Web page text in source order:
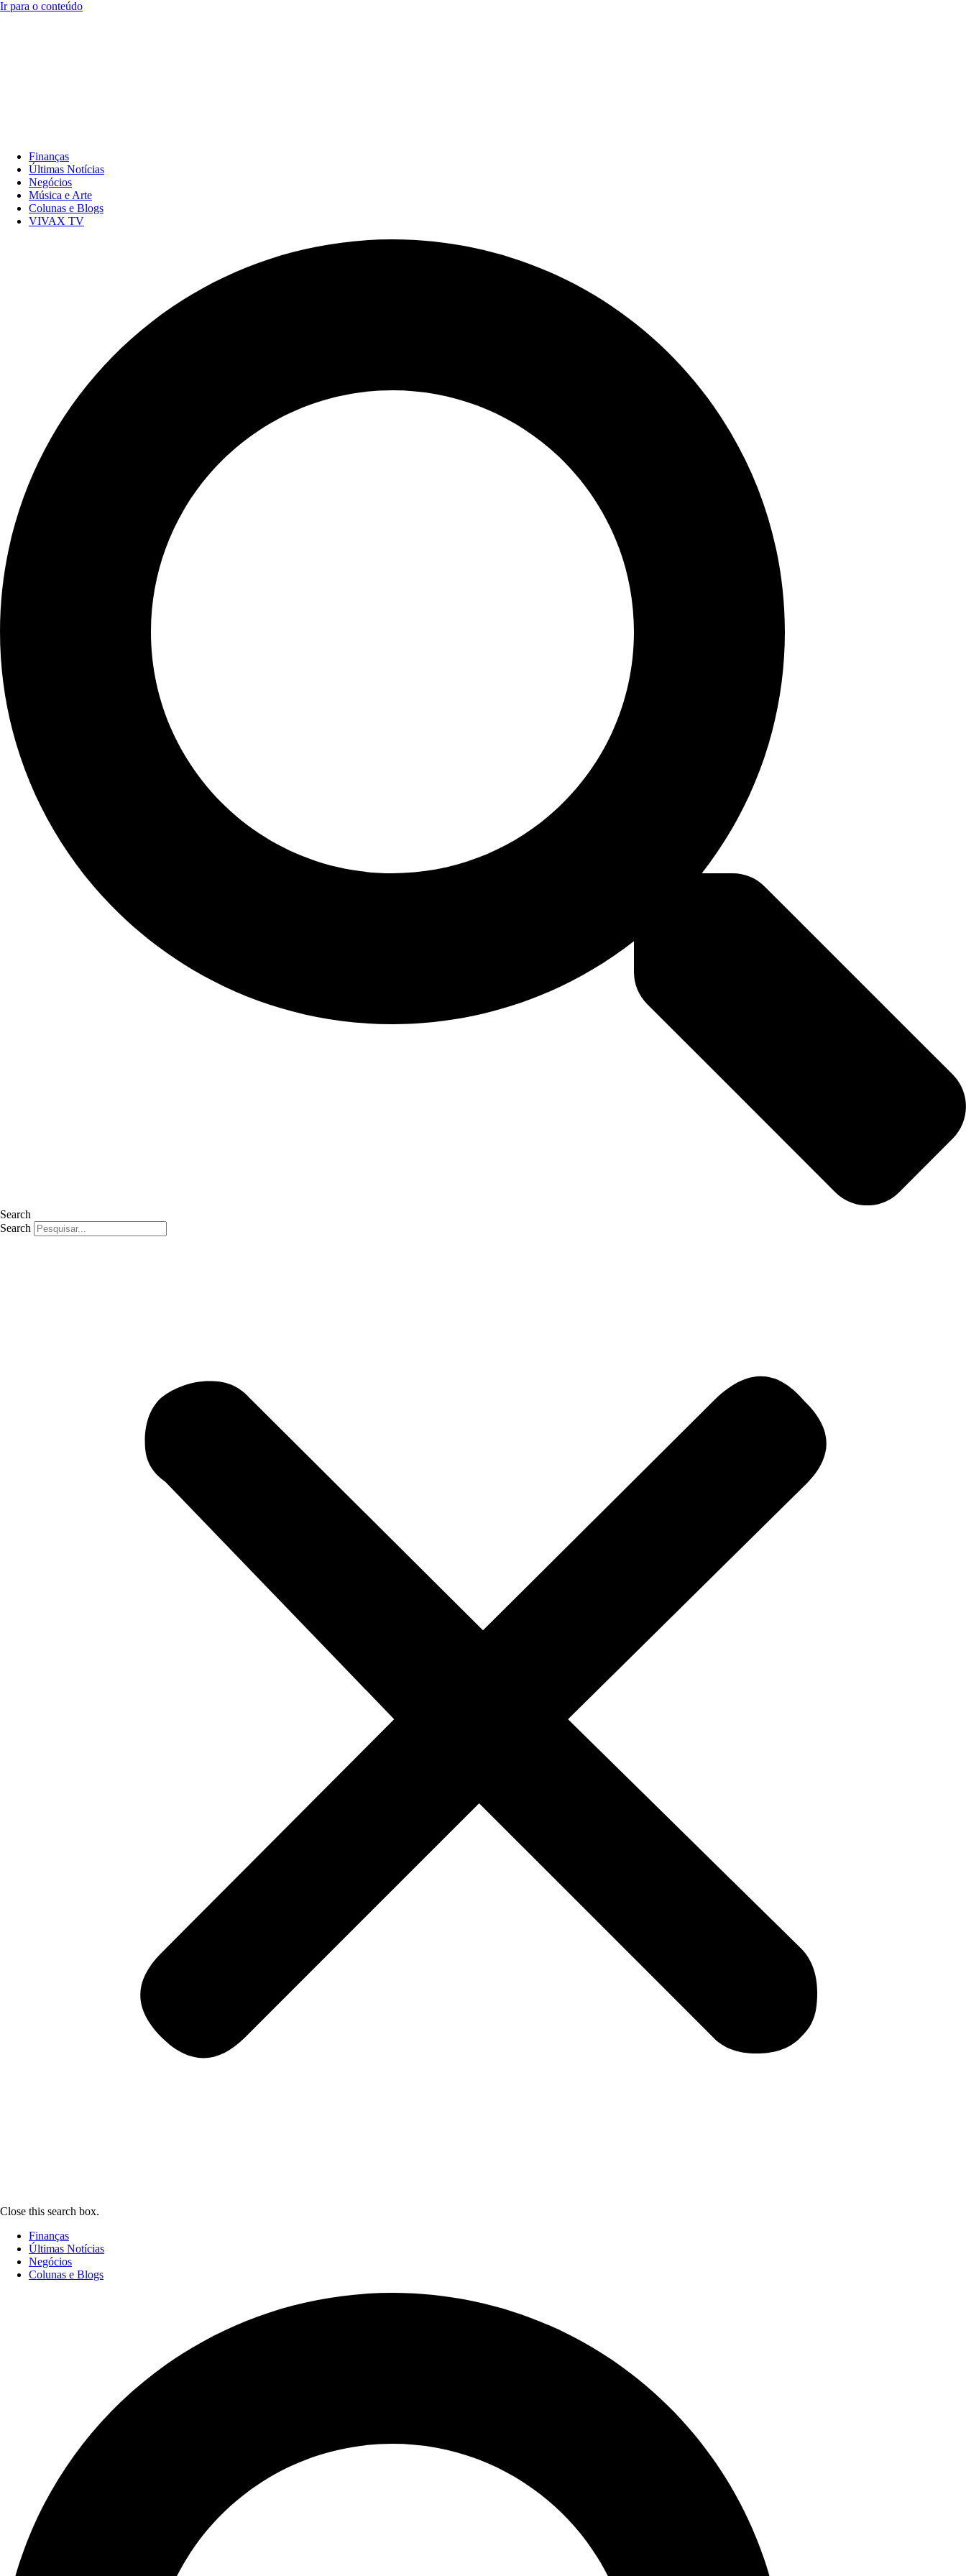
Ir para o conteúdo
Finanças
Últimas Notícias
Negócios
Música e Arte
Colunas e Blogs
VIVAX TV
Search
Search
Close this search box.
Finanças
Últimas Notícias
Negócios
Colunas e Blogs